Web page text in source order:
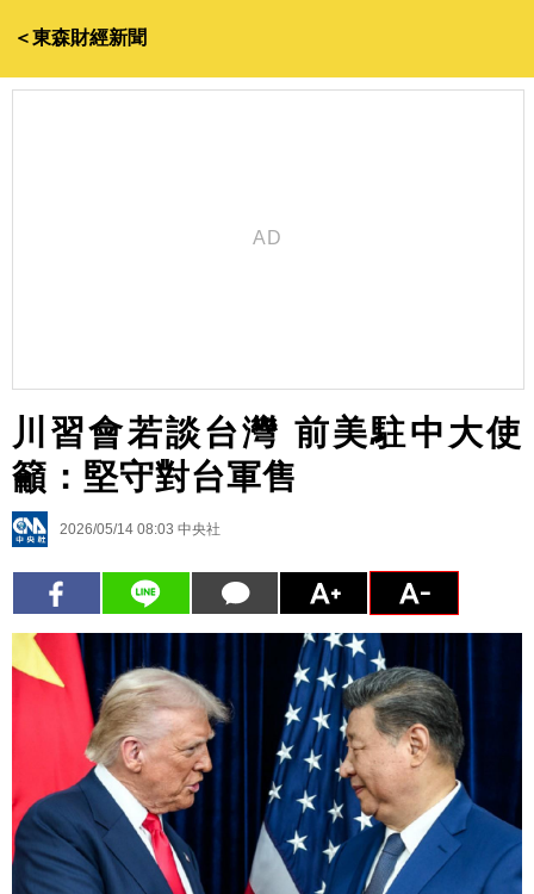
＜東森財經新聞
川習會若談台灣 前美駐中大使
籲：堅守對台軍售
2026/05/14 08:03 中央社